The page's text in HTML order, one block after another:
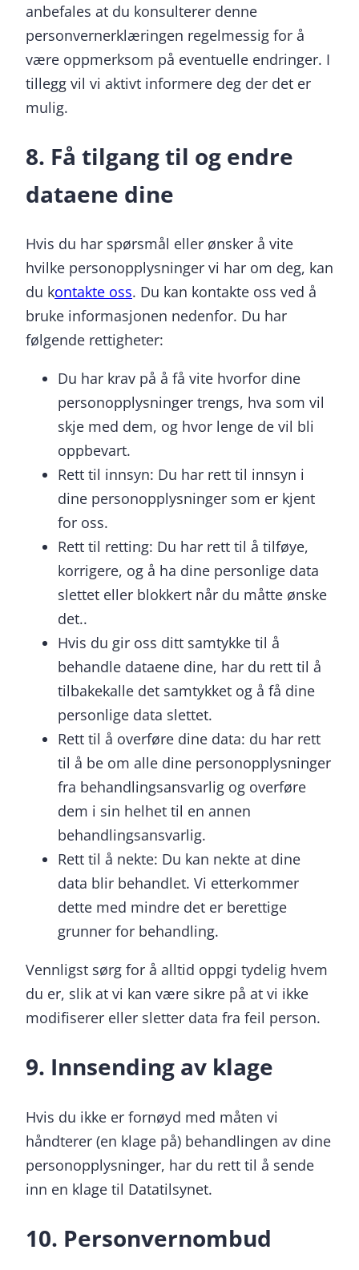
anbefales at du konsulterer denne
personvernerklæringen regelmessig for å
være oppmerksom på eventuelle endringer. I
tillegg vil vi aktivt informere deg der det er
mulig.
8. Få tilgang til og endre
dataene dine
Hvis du har spørsmål eller ønsker å vite
hvilke personopplysninger vi har om deg, kan
du kontakte oss. Du kan kontakte oss ved å
bruke informasjonen nedenfor. Du har
følgende rettigheter:
Du har krav på å få vite hvorfor dine
personopplysninger trengs, hva som vil
skje med dem, og hvor lenge de vil bli
oppbevart.
Rett til innsyn: Du har rett til innsyn i
dine personopplysninger som er kjent
for oss.
Rett til retting: Du har rett til å tilføye,
korrigere, og å ha dine personlige data
slettet eller blokkert når du måtte ønske
det..
Hvis du gir oss ditt samtykke til å
behandle dataene dine, har du rett til å
tilbakekalle det samtykket og å få dine
personlige data slettet.
Rett til å overføre dine data: du har rett
til å be om alle dine personopplysninger
fra behandlingsansvarlig og overføre
dem i sin helhet til en annen
behandlingsansvarlig.
Rett til å nekte: Du kan nekte at dine
data blir behandlet. Vi etterkommer
dette med mindre det er berettige
grunner for behandling.
Vennligst sørg for å alltid oppgi tydelig hvem
du er, slik at vi kan være sikre på at vi ikke
modifiserer eller sletter data fra feil person.
9. Innsending av klage
Hvis du ikke er fornøyd med måten vi
håndterer (en klage på) behandlingen av dine
personopplysninger, har du rett til å sende
inn en klage til Datatilsynet.
10. Personvernombud